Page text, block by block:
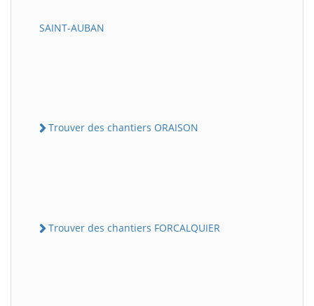
SAINT-AUBAN
Trouver des chantiers ORAISON
Trouver des chantiers FORCALQUIER